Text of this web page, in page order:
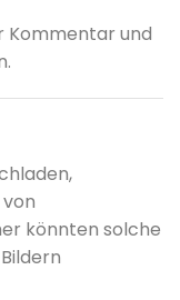
Kommentar und
könnten solche